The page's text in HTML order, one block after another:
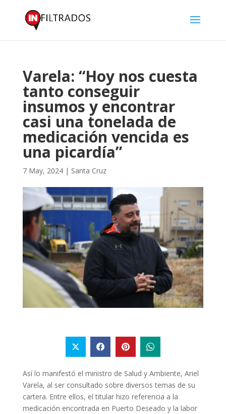
Varela: “Hoy nos cuesta
tanto conseguir
insumos y encontrar
casi una tonelada de
medicación vencida es
una picardía”
7 May, 2024| Santa Cruz
Así lo manifestó el ministro de Salud y Ambiente, Ariel
Varela, al ser consultado sobre diversos temas de su
cartera. Entre ellos, el titular hizo referencia a la
medicación encontrada en Puerto Deseado y la labor